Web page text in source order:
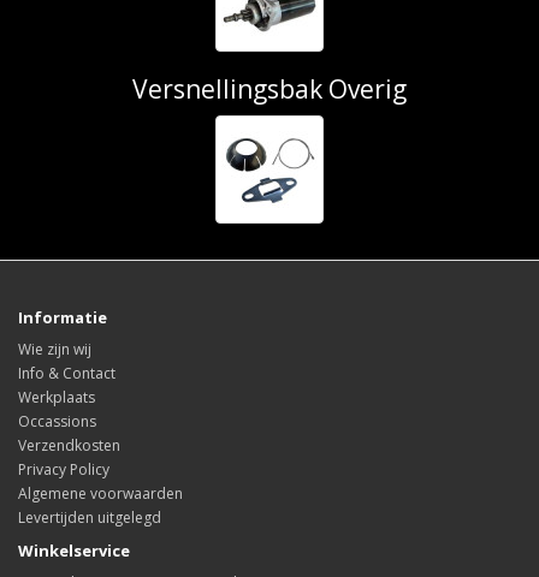
Versnellingsbak Overig
Informatie
Wie zijn wij
Info & Contact
Werkplaats
Occassions
Verzendkosten
Privacy Policy
Algemene voorwaarden
Levertijden uitgelegd
Winkelservice